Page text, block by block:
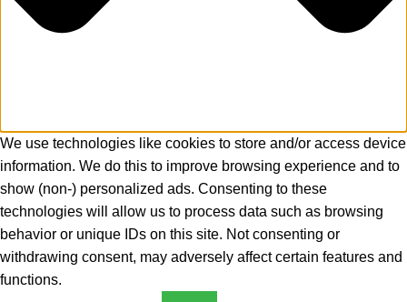
We use technologies like cookies to store and/or access device
information. We do this to improve browsing experience and to
show (non-) personalized ads. Consenting to these
technologies will allow us to process data such as browsing
behavior or unique IDs on this site. Not consenting or
withdrawing consent, may adversely affect certain features and
functions.